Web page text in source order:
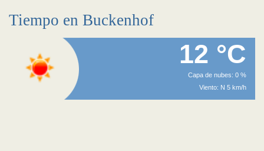
Tiempo en Buckenhof
12 °C
Capa de nubes: 0 %
Viento: N 5 km/h